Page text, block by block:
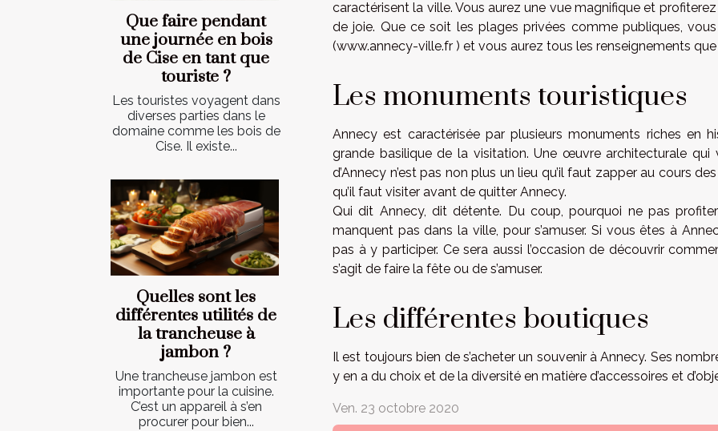
Que faire pendant
une journée en bois
de Cise en tant que
touriste ?
Les touristes voyagent dans
diverses parties dans le
domaine comme les bois de
Cise. Il existe...
Quelles sont les
différentes utilités de
la trancheuse à
jambon ?
Une trancheuse jambon est
importante pour la cuisine.
C’est un appareil à s’en
procurer pour bien...
caractérisent la ville. Vous aurez une vue magnifique et
de joie. Que ce soit les plages privées comme publiques,
(www.annecy-ville.fr ) et vous aurez tous les renseignements
Les monuments touristiques
Annecy est caractérisée par plusieurs monuments riches en
grande basilique de la visitation. Une œuvre architecturale qui
d’Annecy n’est pas non plus un lieu qu’il faut zapper au cours
qu’il faut visiter avant de quitter Annecy.
Qui dit Annecy, dit détente. Du coup, pourquoi ne pas
manquent pas dans la ville, pour s’amuser. Si vous êtes à
pas à y participer. Ce sera aussi l’occasion de découvrir
s’agit de faire la fête ou de s’amuser.
Les différentes boutiques
Il est toujours bien de s’acheter un souvenir à Annecy. Ses
y en a du choix et de la diversité en matière d’accessoires et
Ven. 23 octobre 2020